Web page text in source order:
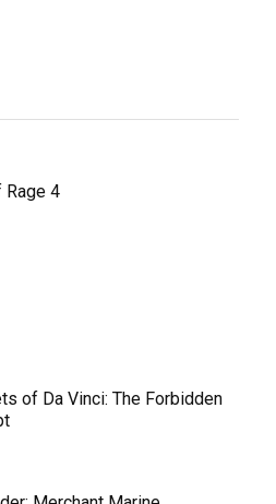
4
of Da Vinci: The Forbidden